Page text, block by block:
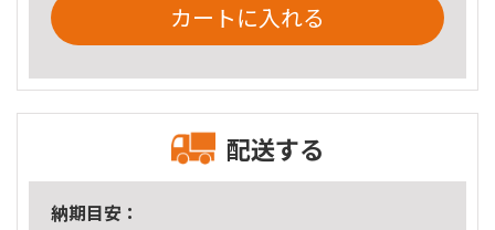
カートに入れる
配送する
納期目安：